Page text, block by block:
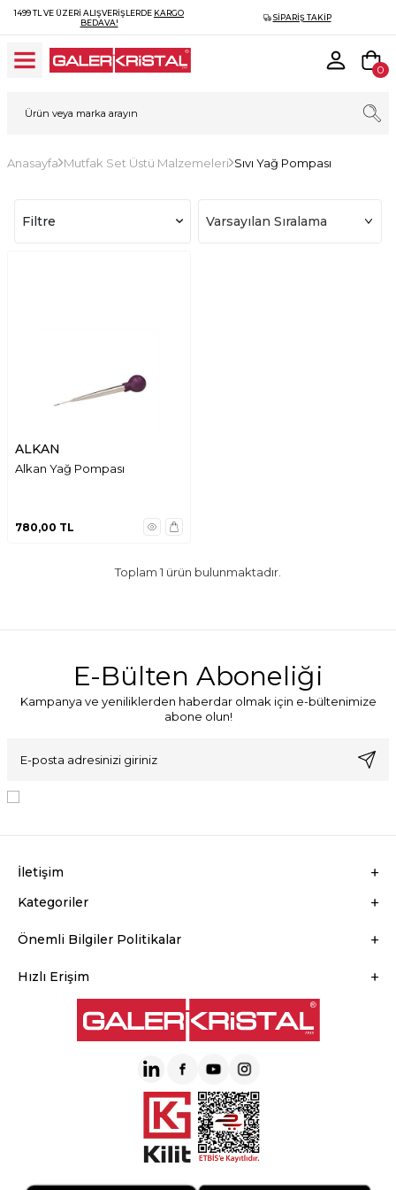
1499 TL VE ÜZERI ALIŞVERIŞLERDE KARGO
BEDAVA!
SIPARIŞ TAKIP
0
Anasayfa Mutfak Set Üstü Malzemeleri Sıvı Yağ Pompası
Filtre
ALKAN
Alkan Yağ Pompası
780,00 TL
Toplam 1 ürün bulunmaktadır.
E-Bülten Aboneliği
Kampanya ve yeniliklerden haberdar olmak için e-bültenimize
abone olun!
İletişim
Kategoriler
Önemli Bilgiler Politikalar
Hızlı Erişim